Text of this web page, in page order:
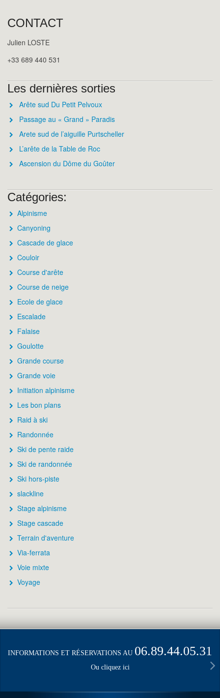
CONTACT
Julien LOSTE
+33 689 440 531
Les dernières sorties
Arête sud Du Petit Pelvoux
Passage au « Grand » Paradis
Arete sud de l’aiguille Purtscheller
L’arête de la Table de Roc
Ascension du Dôme du Goûter
Catégories:
Alpinisme
Canyoning
Cascade de glace
Couloir
Course d'arête
Course de neige
Ecole de glace
Escalade
Falaise
Goulotte
Grande course
Grande voie
Initiation alpinisme
Les bon plans
Raid à ski
Randonnée
Ski de pente raide
Ski de randonnée
Ski hors-piste
slackline
Stage alpinisme
Stage cascade
Terrain d'aventure
Via-ferrata
Voie mixte
Voyage
INFORMATIONS ET RÉSERVATIONS AU 06.89.44.05.31
Ou cliquez ici